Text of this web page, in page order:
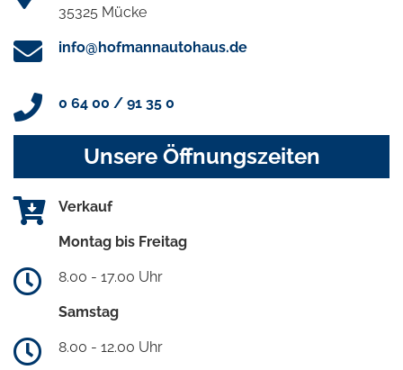
35325 Mücke
info@hofmannautohaus.de
0 64 00 / 91 35 0
Unsere Öffnungszeiten
Verkauf
Montag bis Freitag
8.00 - 17.00 Uhr
Samstag
8.00 - 12.00 Uhr